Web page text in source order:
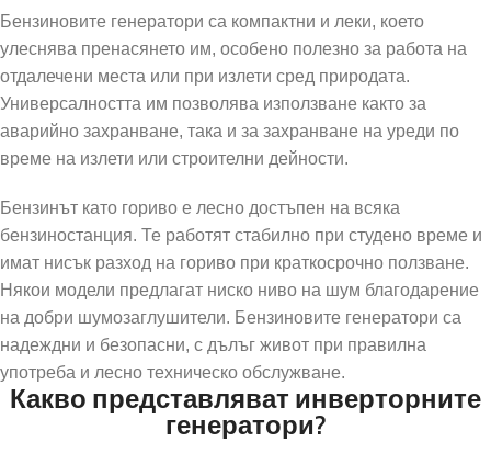
Бензиновите генератори са компактни и леки, което
улеснява пренасянето им, особено полезно за работа на
отдалечени места или при излети сред природата.
Универсалността им позволява използване както за
аварийно захранване, така и за захранване на уреди по
време на излети или строителни дейности.
Бензинът като гориво е лесно достъпен на всяка
бензиностанция. Те работят стабилно при студено време и
имат нисък разход на гориво при краткосрочно ползване.
Някои модели предлагат ниско ниво на шум благодарение
на добри шумозаглушители. Бензиновите генератори са
надеждни и безопасни, с дълъг живот при правилна
употреба и лесно техническо обслужване.
Какво представляват инверторните
генератори?